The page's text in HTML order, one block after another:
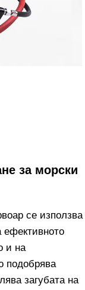
за морски
се използва
ефективното
и на
подобрява
загубата на